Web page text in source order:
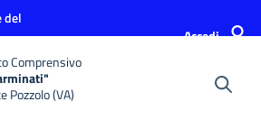
del
Accedi
Comprensivo
Pozzolo (VA)